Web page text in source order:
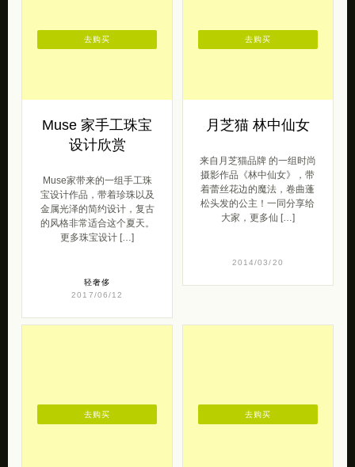
Muse 家手工珠宝
设计欣赏
Muse家带来的一组手工珠
宝设计作品，带着珍珠以及
金属光泽的简约设计，复古
的风格非常适合这个夏天。
更多珠宝设计 […]
轻奢侈
2017/06/12
去购买
月芝猫 林中仙女
来自月芝猫品牌 的一组时尚
摄影作品《林中仙女》，带
着蕾丝花边的魔法，卷曲蓬
松头发的公主！一同分享给
大家，更多仙 […]
2014/03/20
去购买
去购买 去购买